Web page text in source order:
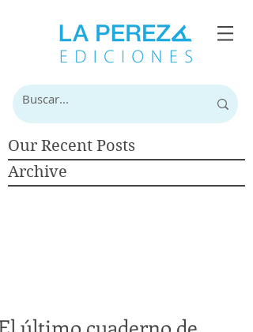
Our Recent Posts
Archive